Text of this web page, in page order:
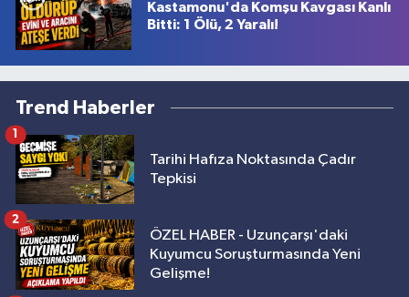
Kastamonu'da Komşu Kavgası Kanlı
Bitti: 1 Ölü, 2 Yaralı!
Trend Haberler
Tarihi Hafıza Noktasında Çadır
Tepkisi
1
ÖZEL HABER - Uzunçarşı'daki
Kuyumcu Soruşturmasında Yeni
Gelişme!
2